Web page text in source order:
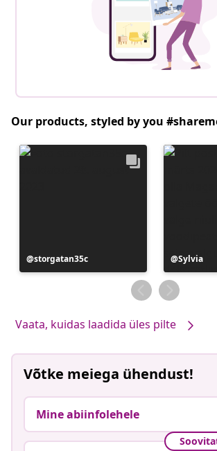
Our products, styled by you
Postitus
avaldatud
storgatan35c
Postitus
Sylvia
Vaata, kuidas laadida üles pilte
Võtke meiega ühendust!
Mine abiinfolehele